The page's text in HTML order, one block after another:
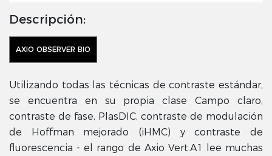
Descripción:
AXIO OBSERVER BIO
Utilizando todas las técnicas de contraste estándar,
se encuentra en su propia clase Campo claro,
contraste de fase, PlasDIC, contraste de modulación
de Hoffman mejorado (iHMC) y contraste de
fluorescencia - el rango de Axio Vert.A1 lee muchas